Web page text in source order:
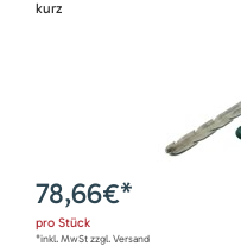
kurz
78,66€*
pro Stück
*inkl. MwSt zzgl. Versand